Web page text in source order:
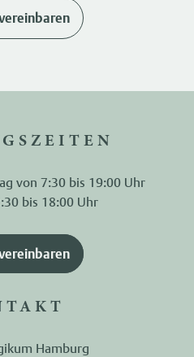
von 7:30 bis 19:00 Uhr
bis 18:00 Uhr
Hamburg